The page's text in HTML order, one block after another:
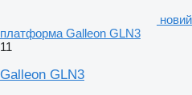
платформа Galleon GLN3
11
Galleon GLN3